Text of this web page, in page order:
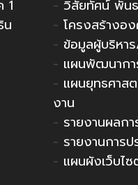
1
น
- วิสัยทัศน์ พัน
- โครงสร้างอ
- ข้อมูลผู้บริหา
- แผนพัฒนากา
- แผนยุทธศาส
งาน
- รายงานผลกา
- รายงานการ
- แผนผังเว็บไซ